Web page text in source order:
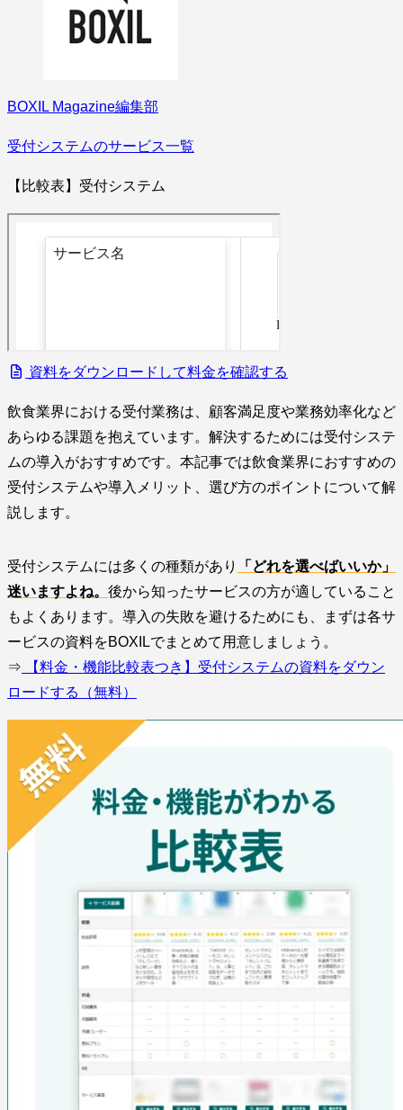
BOXIL Magazine編集部
受付システムのサービス一覧
【比較表】受付システム
資料をダウンロードして料金を確認する
飲食業界における受付業務は、顧客満足度や業務効率化など
あらゆる課題を抱えています。解決するためには受付システ
ムの導入がおすすめです。本記事では飲食業界におすすめの
受付システムや導入メリット、選び方のポイントについて解
説します。
受付システムには多くの種類があり
「どれを選べばいいか」
迷いますよね。 後から知ったサービスの方が適していること
もよくあります。導入の失敗を避けるためにも、まずは各サ
ービスの資料をBOXILでまとめて用意しましょう。
⇒ 【料金・機能比較表つき】受付システムの資料をダウン
ロードする（無料）